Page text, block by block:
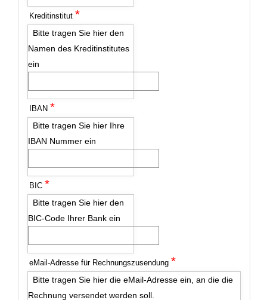
Kreditinstitut *
Bitte tragen Sie hier den
Namen des Kreditinstitutes
ein
IBAN *
Bitte tragen Sie hier Ihre
IBAN Nummer ein
BIC *
Bitte tragen Sie hier den
BIC-Code Ihrer Bank ein
eMail-Adresse für Rechnungszusendung *
Bitte tragen Sie hier die eMail-Adresse ein, an die die
Rechnung versendet werden soll.